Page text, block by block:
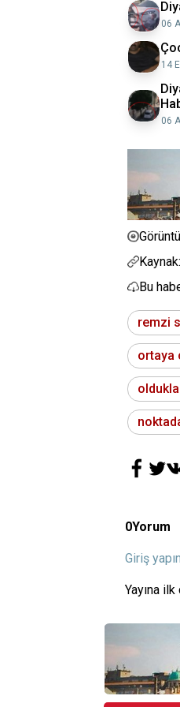
06
14
06
Kaynak:
Bu
remzi
ortaya
0Yorum
Giriş
Yayına